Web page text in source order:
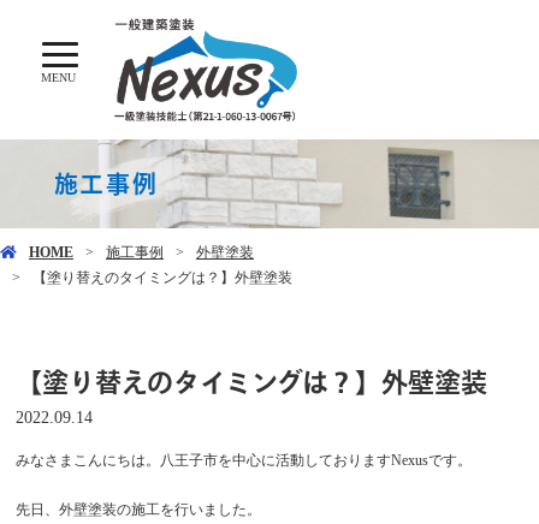
MENU
施工事例
HOME 施工事例
外壁塗装
【塗り替えのタイミングは？】外壁塗装
【塗り替えのタイミングは？】外壁塗装
2022.09.14
みなさまこんにちは。八王子市を中心に活動しておりますNexusです。
先日、外壁塗装の施工を行いました。